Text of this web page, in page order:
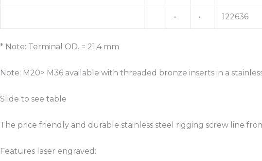
• • 122636
* Note: Terminal OD. = 21,4 mm
Note: M20> M36 available with threaded bronze inserts in a
Slide to see table
The price friendly and durable stainless steel rigging screw line
Features laser engraved: